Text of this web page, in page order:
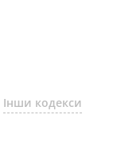
Інши кодекси